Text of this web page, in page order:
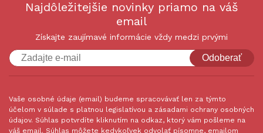
Najdôležitejšie novinky priamo na váš
email
Získajte zaujímavé informácie vždy medzi prvými
Odoberať
Vaše osobné údaje (email) budeme spracovávať len za týmto
účelom v súlade s platnou legislatívou a zásadami ochrany osobných
údajov. Súhlas potvrdíte kliknutím na odkaz, ktorý vám pošleme na
váš email. Súhlas môžete kedykoľvek odvolať písomne, emailom